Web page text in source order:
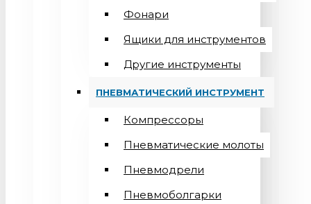
Фонари
Ящики для инструментов
Другие инструменты
ПНЕВМАТИЧЕСКИЙ ИНСТРУМЕНТ
Компрессоры
Пневматические молоты
Пневмодрели
Пневмоболгарки